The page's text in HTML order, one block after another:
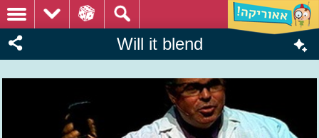
Will it blend